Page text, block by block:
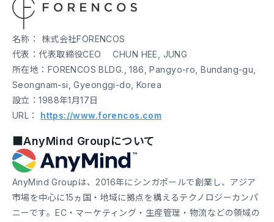
名称： 株式会社FORENCOS
代表：代表取締役CEO CHUN HEE, JUNG
所在地：FORENCOS BLDG., 186, Pangyo-ro, Bundang-gu,
Seongnam-si, Gyeonggi-do, Korea
設立：1988年1月17日
URL： https://www.forencos.com
■AnyMind Groupについて
AnyMind Groupは、2016年にシンガポールで創業し、アジア
市場を中心に15ヵ国・地域に拠点を構えるテクノロジーカンパ
ニーです。EC・マーケティング・生産管理・物流などの領域の